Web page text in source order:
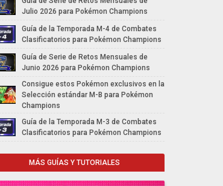
Julio 2026 para Pokémon Champions
Guía de la Temporada M-4 de Combates
Clasificatorios para Pokémon Champions
Guía de Serie de Retos Mensuales de
Junio 2026 para Pokémon Champions
Consigue estos Pokémon exclusivos en la
Selección estándar M-B para Pokémon
Champions
Guía de la Temporada M-3 de Combates
Clasificatorios para Pokémon Champions
MÁS GUÍAS Y TUTORIALES